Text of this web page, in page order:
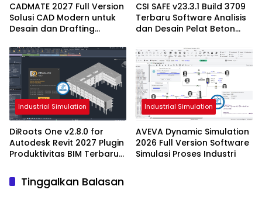
CADMATE 2027 Full Version
Solusi CAD Modern untuk
Desain dan Drafting
CSI SAFE v23.3.1 Build 3709
Terbaru Software Analisis
dan Desain Pelat Beton
Industrial Simulation
DiRoots One v2.8.0 for
Autodesk Revit 2027 Plugin
Produktivitas BIM Terbaru
2027
Industrial Simulation
AVEVA Dynamic Simulation
2026 Full Version Software
Simulasi Proses Industri
Tinggalkan Balasan